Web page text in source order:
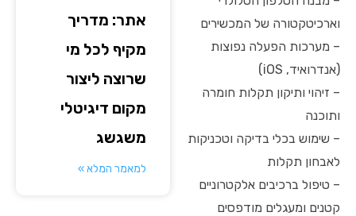
וארכיטקטורה של המכשירים
– מערכות הפעלה נפוצות
(אנדרואיד, iOS)
– זיהוי ותיקון תקלות חומרה
ותוכנה
– שימוש בכלי בדיקה וטכניקות
לאבחון תקלות
– טיפול ברכיבים אלקטרוניים
קטנים ומעגלים מודפסים
אתר: מדריך
מקיף לכל מי
שרוצה ליצור
מקום דיגיטלי
משגשג
למאמר המלא »